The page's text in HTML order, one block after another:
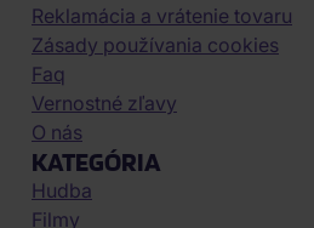
Reklamácia a vrátenie tovaru
Zásady používania cookies
Faq
Vernostné zľavy
O nás
KATEGÓRIA
Hudba
Filmy